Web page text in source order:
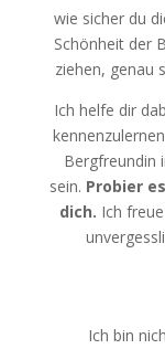
wie sicher du
Schönheit der
ziehen, genau
Ich helfe dir
Bergfreundin
sein. Probier
dich. Ich
Ich bin